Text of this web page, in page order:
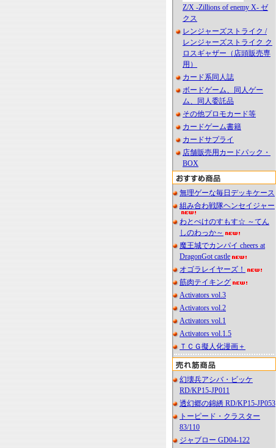
Z/X -Zillions of enemy X- ゼ
クス
レンジャーズストライク /
レンジャーズストライク ク
ロスギャザー（店頭販売専
用）
カード系同人誌
ボードゲーム、同人ゲー
ム、同人委託品
その他プロモカード等
カードゲーム書籍
カードサプライ
店舗販売用カードパック・
BOX
無理ゲーな毎日デッキケース
組み合わ戦隊ヘンセイジャー
わとぺけのすもす☆ ～てん
しのわっか～
魔王城でカンパイ cheers at
DragonGot castle
オゴラレイヤーズ！
筋肉テイキング
Activators vol.3
Activators vol.2
Activators vol.1
Activators vol.1.5
ＴＣＧ擬人化漫画＋
幻壊兵アシバ・ビッケ
RD/KP15-JP011
透幻郷の錦綉 RD/KP15-JP053
トーピード・クラスター
83/110
ジャブロー GD04-122